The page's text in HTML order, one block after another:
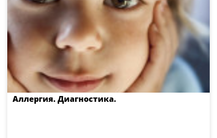
Аллергия. Диагностика.